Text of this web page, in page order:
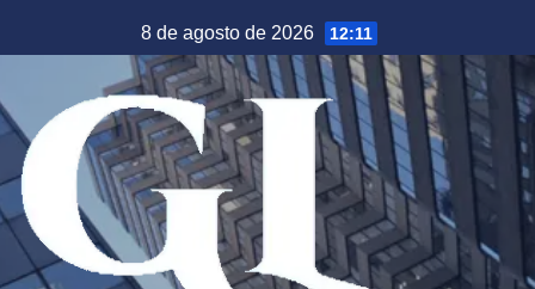
al
8 de agosto de 2026 12:11